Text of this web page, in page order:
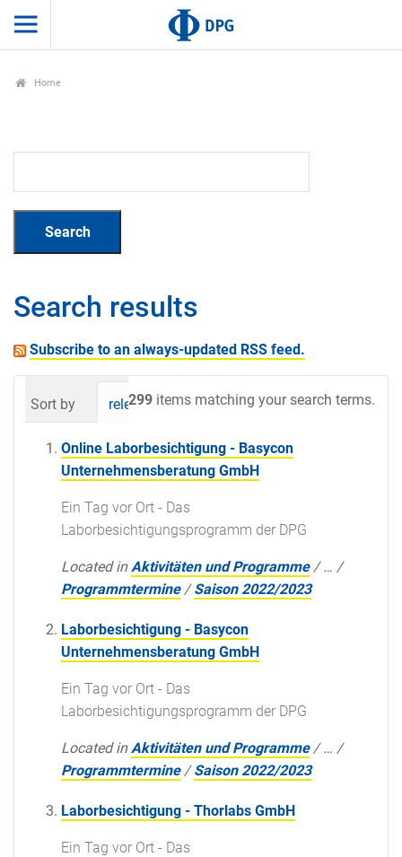
Home
Search results
Subscribe to an always-updated RSS feed.
299 items matching your search terms.
Sort by relevance date (newest first)
Online Laborbesichtigung - Basycon
Unternehmensberatung GmbH
Ein Tag vor Ort - Das
Laborbesichtigungsprogramm der DPG
Located in Aktivitäten und Programme /… /
Programmtermine /Saison 2022/2023
Laborbesichtigung - Basycon
Unternehmensberatung GmbH
Ein Tag vor Ort - Das
Laborbesichtigungsprogramm der DPG
Located in Aktivitäten und Programme /… /
Programmtermine /Saison 2022/2023
Laborbesichtigung - Thorlabs GmbH
Ein Tag vor Ort - Das